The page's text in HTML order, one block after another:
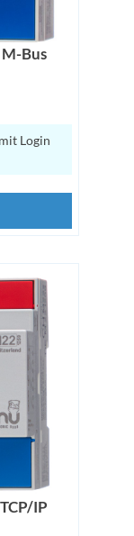
Bus
Login
IP